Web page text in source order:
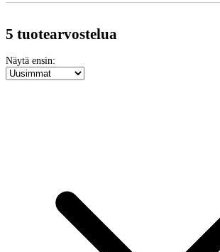
5 tuotearvostelua
Näytä ensin: